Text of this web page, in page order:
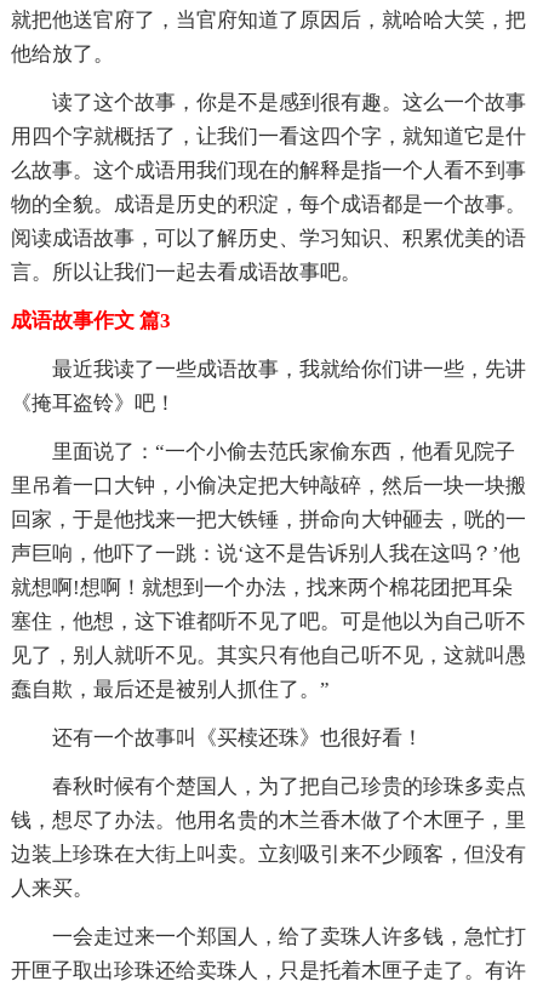
就把他送官府了，当官府知道了原因后，就哈哈大笑，把
他给放了。
读了这个故事，你是不是感到很有趣。这么一个故事
用四个字就概括了，让我们一看这四个字，就知道它是什
么故事。这个成语用我们现在的解释是指一个人看不到事
物的全貌。成语是历史的积淀，每个成语都是一个故事。
阅读成语故事，可以了解历史、学习知识、积累优美的语
言。所以让我们一起去看成语故事吧。
成语故事作文 篇3
最近我读了一些成语故事，我就给你们讲一些，先讲
《掩耳盗铃》吧！
里面说了：“一个小偷去范氏家偷东西，他看见院子
里吊着一口大钟，小偷决定把大钟敲碎，然后一块一块搬
回家，于是他找来一把大铁锤，拼命向大钟砸去，咣的一
声巨响，他吓了一跳：说‘这不是告诉别人我在这吗？’他
就想啊!想啊！就想到一个办法，找来两个棉花团把耳朵
塞住，他想，这下谁都听不见了吧。可是他以为自己听不
见了，别人就听不见。其实只有他自己听不见，这就叫愚
蠢自欺，最后还是被别人抓住了。”
还有一个故事叫《买椟还珠》也很好看！
春秋时候有个楚国人，为了把自己珍贵的珍珠多卖点
钱，想尽了办法。他用名贵的木兰香木做了个木匣子，里
边装上珍珠在大街上叫卖。立刻吸引来不少顾客，但没有
人来买。
一会走过来一个郑国人，给了卖珠人许多钱，急忙打
开匣子取出珍珠还给卖珠人，只是托着木匣子走了。有许